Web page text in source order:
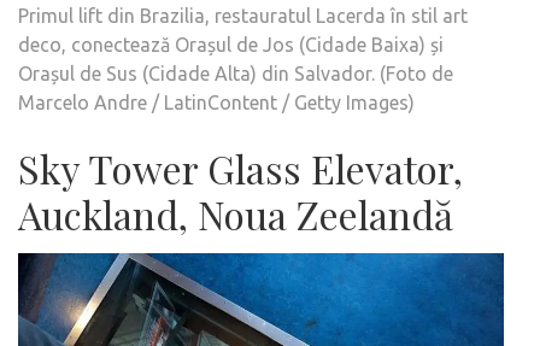
Primul lift din Brazilia, restauratul Lacerda în stil art
deco, conectează Orașul de Jos (Cidade Baixa) și
Orașul de Sus (Cidade Alta) din Salvador. (Foto de
Marcelo Andre / LatinContent / Getty Images)
Sky Tower Glass Elevator,
Auckland, Noua Zeelandă